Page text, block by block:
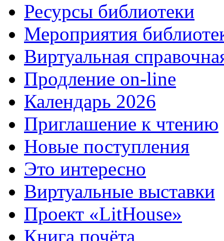
Ресурсы библиотеки
Мероприятия
Виртуальная
Продление on-line
Календарь 2026
Приглашение к чтению
Новые поступления
Это интересно
Виртуальные выставки
Проект «LitHouse»
Книга почёта